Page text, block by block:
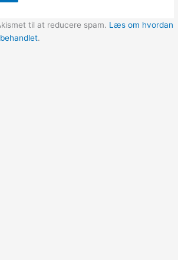
til at reducere spam. Læs om hvordan
.